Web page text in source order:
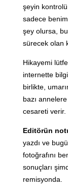
şeyin
sadece
şey olursa,
sürecek olan
Hikayemi
internette
birlikte,
bazı
cesareti verir.
Editörün
yazdı ve
fotoğrafını
sonuçları
remisyonda.